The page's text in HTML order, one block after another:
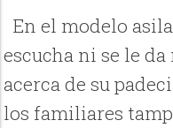
En el modelo
escucha ni se le
acerca de su
los familiares